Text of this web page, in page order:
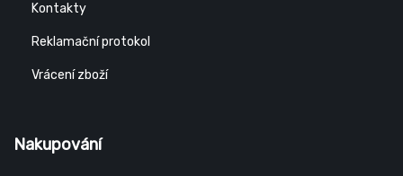
Kontakty
Reklamační protokol
Vrácení zboží
Nakupování